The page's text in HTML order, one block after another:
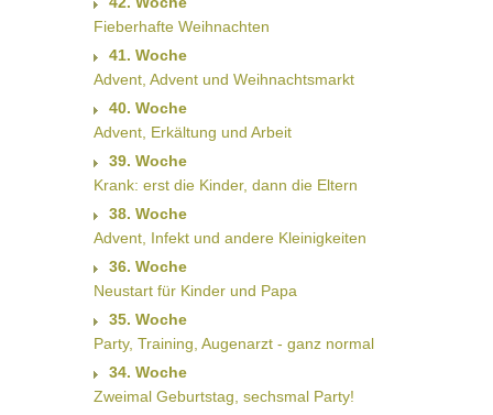
Fieberhafte Weihnachten
41. Woche
Advent, Advent und Weihnachtsmarkt
40. Woche
Advent, Erkältung und Arbeit
39. Woche
Krank: erst die Kinder, dann die Eltern
38. Woche
Advent, Infekt und andere Kleinigkeiten
36. Woche
Neustart für Kinder und Papa
35. Woche
Party, Training, Augenarzt - ganz normal
34. Woche
Zweimal Geburtstag, sechsmal Party!